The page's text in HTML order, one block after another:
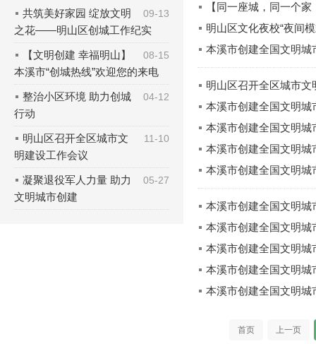
09-13
共筑美好家园 绽放文明
之花——明山区创城工作纪实
08-15
【文明创建 幸福明山】
本溪市“创城热线”欢迎您的来电
04-12
整治小区环境 助力创城
行动
11-10
明山区召开全区城市文
明建设工作会议
05-27
凝聚退役军人力量 助力
文明城市创建
【同一座城，同一个
明山区文化夜校“夜间
本溪市创建全国文明
明山区召开全区城市文
本溪市创建全国文明
本溪市创建全国文明
本溪市创建全国文明
本溪市创建全国文明
本溪市创建全国文明
本溪市创建全国文明
本溪市创建全国文明
本溪市创建全国文明
本溪市创建全国文明
首页 上一页